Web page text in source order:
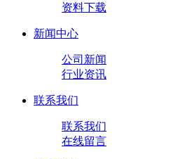
资料下载
新闻中心
公司新闻
行业资讯
联系我们
联系我们
在线留言